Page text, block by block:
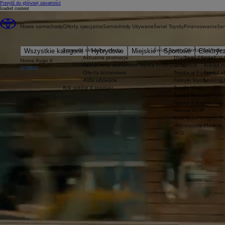
Przejdź do głównej zawartości
Nowe samochody
Wszystkie kategorie Hybrydowe Miejskie Sportowe
Nowe Aygo X
HYBRID
Oferty specjalne
Sprawdź aktualne oferty
Aktualne promocje
Samochody dostawcze Toyota Professional
Oferta biznesowa
Auta używane
Rok potęgi 8 premier
Samochody UżywaneŚwiat Toyoty
Świat Toyoty
Dlaczego Toyota?
O Toyocie
Toyota w Europie
Fabryki Toyoty
Toyota Way
Toyota a środowisko
Norma WLTP
Klub Rekordowych
Historyczne Modele
FAQ
Finansowanie
Oferta dla firm
Toyota Financial
Kredyt
Kredyt
Leasing
loaded content